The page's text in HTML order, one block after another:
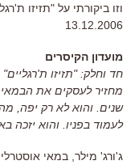
וזו ביקורתי על "תזיזו
13.12.2006
מועדון הקיסרים
מחזיר לעסקים את הבמאי
שנים. והוא לא רק יפה,
לעמוד בפניו. והוא יזכה
ג'ורג' מילר, במאי